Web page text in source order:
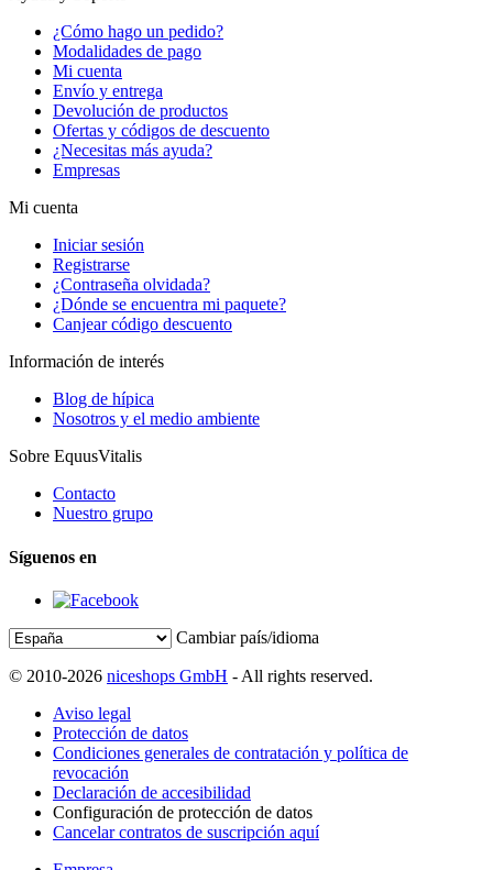
¿Cómo hago un pedido?
Modalidades de pago
Mi cuenta
Envío y entrega
Devolución de productos
Ofertas y códigos de descuento
¿Necesitas más ayuda?
Empresas
Mi cuenta
Iniciar sesión
Registrarse
¿Contraseña olvidada?
¿Dónde se encuentra mi paquete?
Canjear código descuento
Información de interés
Blog de hípica
Nosotros y el medio ambiente
Sobre EquusVitalis
Contacto
Nuestro grupo
Síguenos en
Cambiar país/idioma
© 2010-2026 niceshops GmbH - All rights reserved.
Aviso legal
Protección de datos
Condiciones generales de contratación y política de
revocación
Declaración de accesibilidad
Configuración de protección de datos
Cancelar contratos de suscripción aquí